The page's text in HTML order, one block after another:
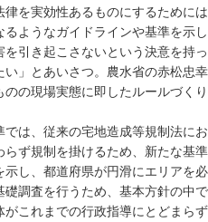
を実効性あるものにするために
ようなガイドラインや基準を示
引き起こさないという決意を持
」とあいさつ。農水省の赤松忠
の現場実態に即したルールづく
は、従来の宅地造成等規制法に
ず規制を掛けるため、新たな基
し、都道府県が円滑にエリアを
調査を行うため、基本方針の中
これまでの行政指導にとどまら